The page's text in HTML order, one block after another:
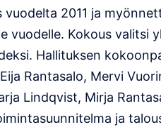
2011 ja
vuodelle. Kokous valitsi
Hallituksen
Rantasalo, Mervi
Lindqvist, Mirja
ja